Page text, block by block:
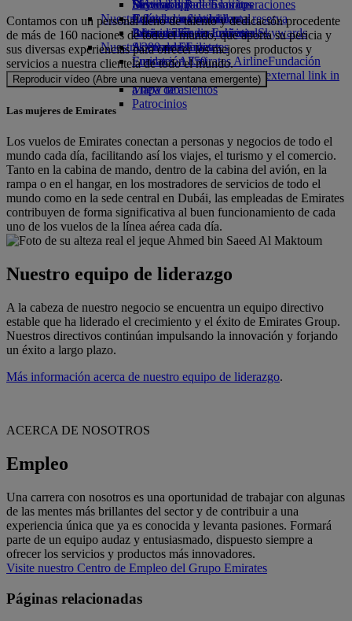
Bebidas
Nuestra flota
Boeing 777
A380 de Emirates
Emirates A350
Emirates Executive
Mapa de asientos
Diversión para los niños
Juguetes infantiles
Actividades para niños
Sostenibilidad en las operaciones
Política medioambiental
Informes medioambientales
Nuestras comunidades
Fundación Emirates AirlineFundación
Emirates Airline Opens an external link in
a new tab
Patrocinios
Skywards Rail
Calculadora de millas
Inicie sesión en Emirates Skywards
Skywards+
Móvil y app de Emirates
Cancelar o cambiar una reserva
Alteraciones en los viajes
Acerca de Emirates
Contamos con un personal lleno de talento y dedicación procedente
de más de 160 naciones de todo el mundo, que aporta su pericia y
sus diversas experiencias para ofrecer los mejores productos y
servicios a nuestra clientela de todo el mundo.
Reproducir vídeo (Abre una nueva ventana emergente)
Las mujeres de Emirates
Los vuelos de Emirates conectan a personas y negocios de todo el
mundo cada día, facilitando así los viajes, el turismo y el comercio.
Tanto en la cabina de mando, dentro de la cabina del avión, en la
rampa o en el hangar, en los mostradores de servicios de todo el
mundo como en la sede central en Dubái, las empleadas de Emirates
contribuyen de forma significativa al buen funcionamiento de cada
uno de los vuelos de la línea aérea cada día.
Nuestro equipo de liderazgo
A la cabeza de nuestro negocio se encuentra un equipo directivo
estable que ha liderado el crecimiento y el éxito de Emirates Group.
Nuestros directivos continúan impulsando la innovación y forjando
un éxito a largo plazo.
Más información acerca de nuestro equipo de liderazgo.
ACERCA DE NOSOTROS
Empleo
Una carrera con nosotros es una oportunidad de trabajar con algunas
de las mentes más brillantes del sector y de contribuir a una
experiencia única que ya es conocida y levanta pasiones. Formará
parte de un equipo audaz y entusiasmado, dispuesto siempre a
ofrecer los servicios y productos más innovadores.
Visite nuestro Centro de Empleo del Grupo Emirates
Páginas relacionadas